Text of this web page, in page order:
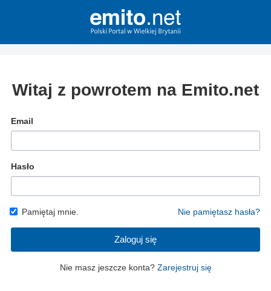
Witaj z powrotem na Emito.net
Email
Hasło
Pamiętaj mnie. Nie pamiętasz hasła?
Zaloguj się
Nie masz jeszcze konta? Zarejestruj się